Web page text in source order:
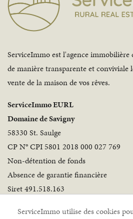
ServiceImmo utilise des cookies
ServiceImmo est l'agence
de manière transparente et conviviale
vente de la maison de vos rêves.
ServiceImmo EURL
Domaine de Savigny
58330 St. Saulge
CP N° CPI 5801 2018 000 027 769
Non-détention de fonds
Absence de garantie financière
Siret 491.518.163
Suivez-nous